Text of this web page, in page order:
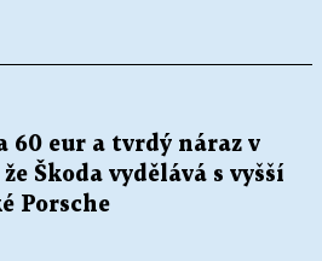
60 eur a tvrdý náraz v
Škoda vydělává s vyšší
Porsche